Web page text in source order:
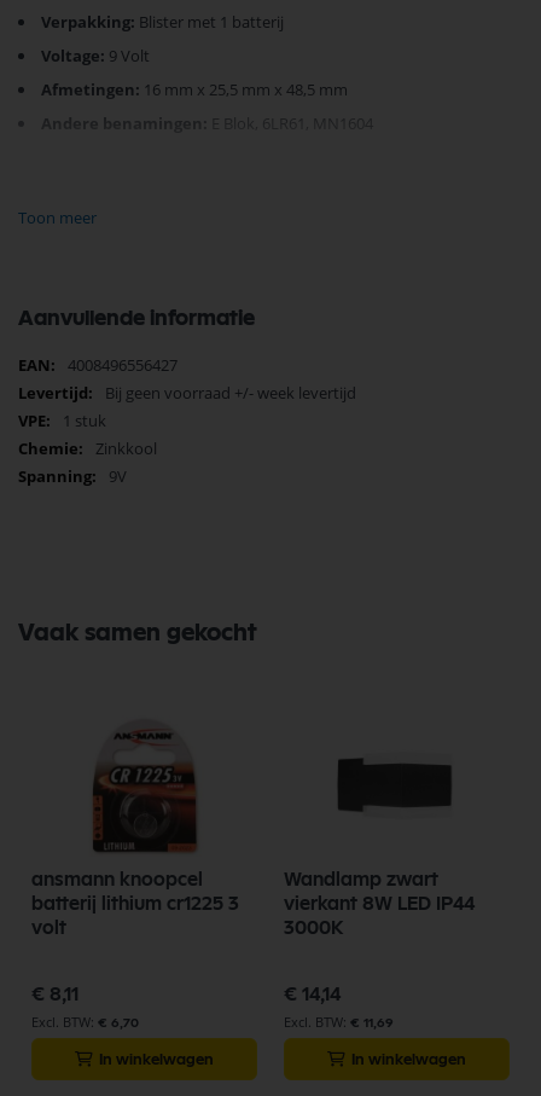
Verpakking: Blister met 1 batterij
Voltage: 9 Volt
Afmetingen: 16 mm x 25,5 mm x 48,5 mm
Andere benamingen:
E Blok, 6LR61, MN1604
duurzaamheid verzekert.
van de betrouwbaarheid die honderden klanten vertrouwen.
Toon meer
Aanvullende informatie
Meer
informatie
4008496556427
Bij geen voorraad +/- week levertijd
1 stuk
Zinkkool
9V
Vaak samen gekocht
ansmann knoopcel
batterij lithium cr1225 3
volt
€ 8,11
€ 6,70
In winkelwagen
Wandlamp zwart
vierkant 8W LED IP44
3000K
€ 14,14
€ 11,69
In winkelwagen